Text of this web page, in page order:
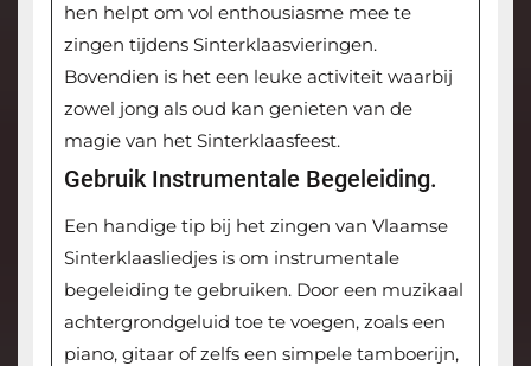
hen helpt om vol enthousiasme mee te
zingen tijdens Sinterklaasvieringen.
Bovendien is het een leuke activiteit waarbij
zowel jong als oud kan genieten van de
magie van het Sinterklaasfeest.
Gebruik Instrumentale Begeleiding.
Een handige tip bij het zingen van Vlaamse
Sinterklaasliedjes is om instrumentale
begeleiding te gebruiken. Door een muzikaal
achtergrondgeluid toe te voegen, zoals een
piano, gitaar of zelfs een simpele tamboerijn,